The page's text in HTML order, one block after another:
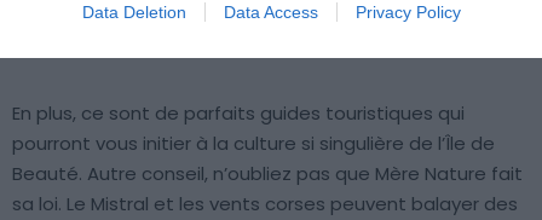
Data Deletion Data Access Privacy Policy
expertsgarantissent votre sécurité tout au long de
En plus, ce sont de parfaits guides touristiques qui
pourront vous initier à la culture si singulière de l’Île de
Beauté. Autre conseil, n’oubliez pas que Mère Nature fait
sa loi. Le Mistral et les vents corses peuvent balayer des